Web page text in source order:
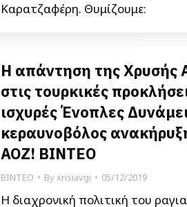
Καρατζαφέρη. Θυμίζουμε:
Η απάντηση της Χρυσής
στις τουρκικές
ισχυρές Ένοπλες
κεραυνοβόλος
ΑΟΖ! ΒΙΝΤΕΟ
ΒΙΝΤΕΟ Byxrisiavgi 05/12/2019
Η διαχρονική πολιτική του